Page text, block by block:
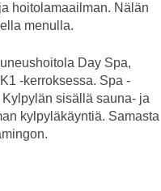
hoitolamaailman. Nälän
menulla.
Day Spa,
-kerroksessa. Spa -
sisällä sauna- ja
kylpyläkäyntiä. Samasta